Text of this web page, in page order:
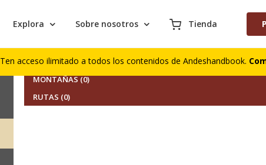
Explora Sobre nosotros Tienda
Ten acceso ilimitado a todos los contenidos de Andeshandbook.
AMIGOS (0)
SEGUIDORES (0)
MONTAÑAS (0)
RUTAS (0)